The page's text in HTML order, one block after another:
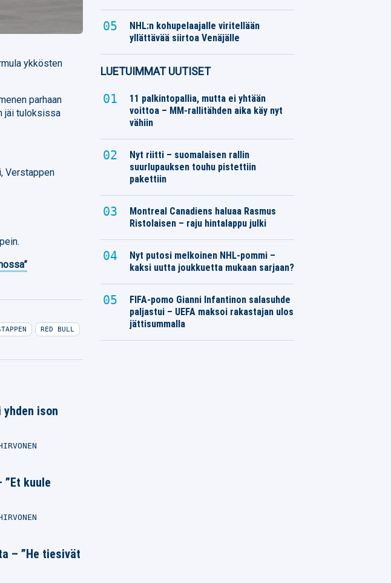
ykkösten
parhaan
jäi tuloksissa
Verstappen
RED BULL
ison
kuule
– ”He tiesivät
NHL:n kohupelaajalle viritellään
yllättävää siirtoa Venäjälle
LUETUIMMAT UUTISET
11 palkintopallia, mutta ei yhtään
voittoa – MM-rallitähden aika käy nyt
vähiin
Nyt riitti – suomalaisen rallin
suurlupauksen touhu pistettiin
pakettiin
Montreal Canadiens haluaa Rasmus
Ristolaisen – raju hintalappu julki
Nyt putosi melkoinen NHL-pommi –
kaksi uutta joukkuetta mukaan sarjaan?
FIFA-pomo Gianni Infantinon salasuhde
paljastui – UEFA maksoi rakastajan ulos
jättisummalla